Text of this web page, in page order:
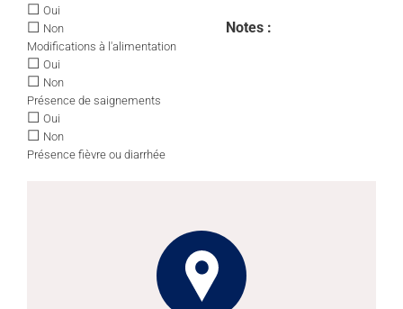
Notes :
☐ Oui
☐ Non
Modifications à l'alimentation
☐ Oui
☐ Non
Présence de saignements
☐ Oui
☐ Non
Présence fièvre ou diarrhée